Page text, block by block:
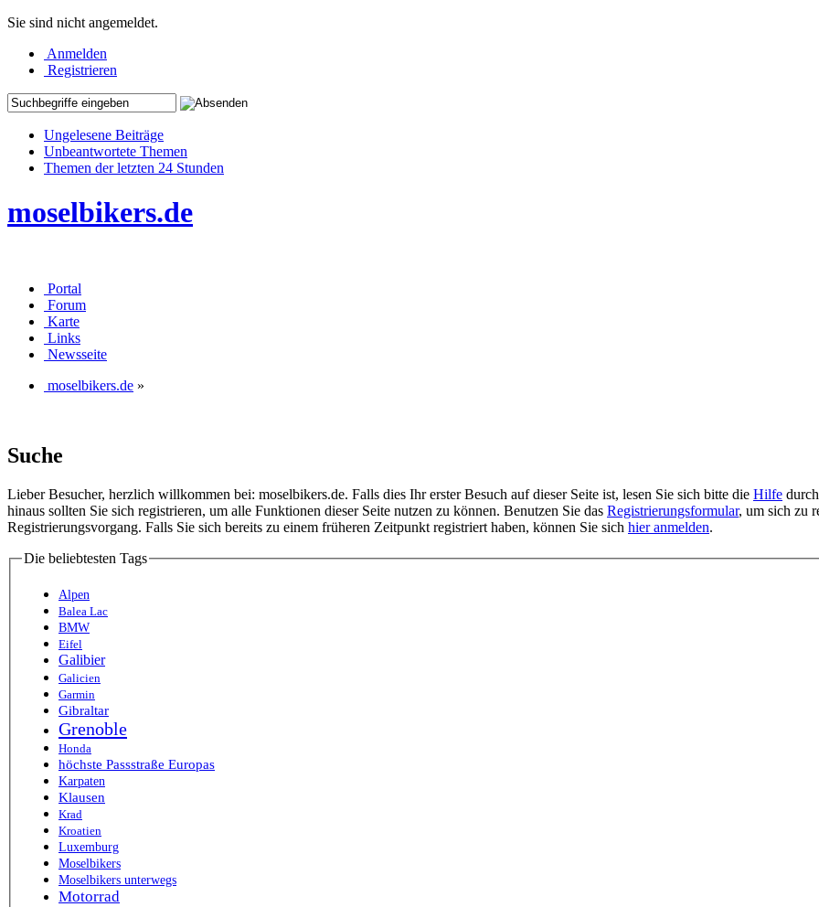
Sie sind nicht angemeldet.
Anmelden
Registrieren
Ungelesene Beiträge
Unbeantwortete Themen
Themen der letzten 24 Stunden
moselbikers.de
Portal
Forum
Karte
Links
Newsseite
moselbikers.de »
Suche
Lieber Besucher, herzlich willkommen bei: moselbikers.de. Falls dies Ihr erster Besuch auf dieser Seite ist, lesen Sie sich bitte die Hilfe
hinaus sollten Sie sich registrieren, um alle Funktionen dieser Seite nutzen zu können. Benutzen Sie das Registrierungsformular, um sich zu
Registrierungsvorgang. Falls Sie sich bereits zu einem früheren Zeitpunkt registriert haben, können Sie sich hier anmelden.
Die beliebtesten Tags
Alpen
Balea Lac
BMW
Eifel
Galibier
Galicien
Garmin
Gibraltar
Grenoble
Honda
höchste Passstraße Europas
Karpaten
Klausen
Krad
Kroatien
Luxemburg
Moselbikers
Moselbikers unterwegs
Motorrad